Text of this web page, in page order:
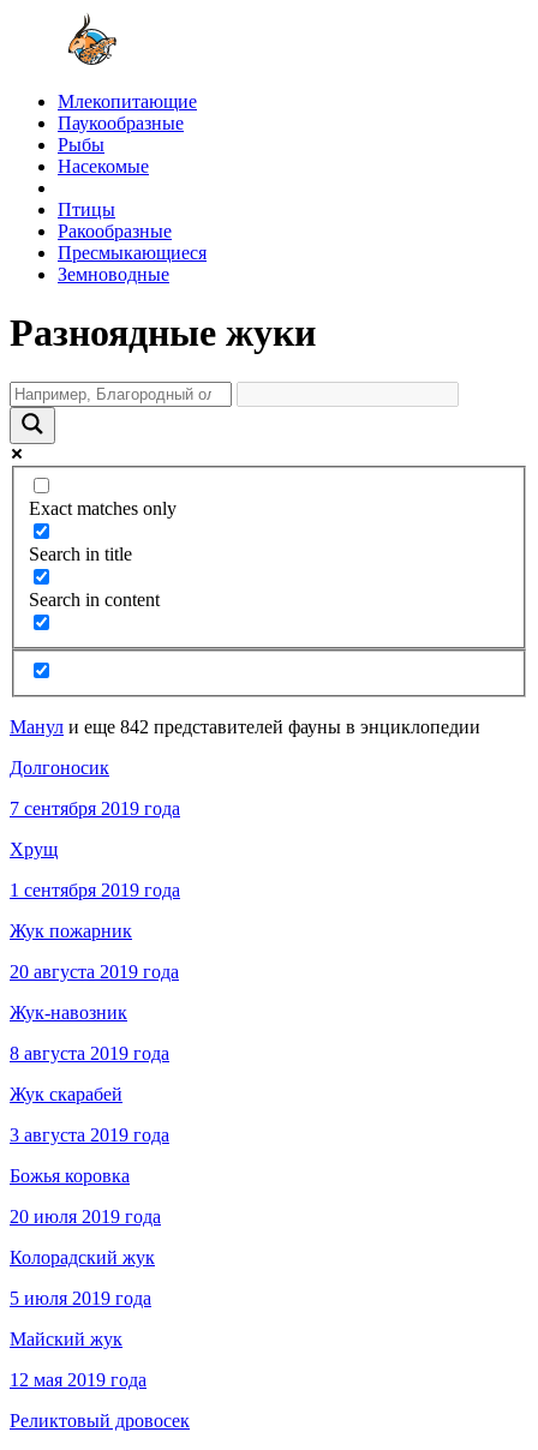
Млекопитающие
Паукообразные
Рыбы
Насекомые
Птицы
Ракообразные
Пресмыкающиеся
Земноводные
Разноядные жуки
Exact matches only
Search in title
Search in content
Манул и еще 842 представителей фауны в энциклопедии
Долгоносик
7 сентября 2019 года
Хрущ
1 сентября 2019 года
Жук пожарник
20 августа 2019 года
Жук-навозник
8 августа 2019 года
Жук скарабей
3 августа 2019 года
Божья коровка
20 июля 2019 года
Колорадский жук
5 июля 2019 года
Майский жук
12 мая 2019 года
Реликтовый дровосек